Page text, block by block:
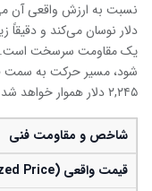
یک مقاومت سرسخت است.
۲,۲۴۵ دلار هموار خواهد شد.
شاخص و مقاومت فنی
قیمت واقعی (Realized Price)